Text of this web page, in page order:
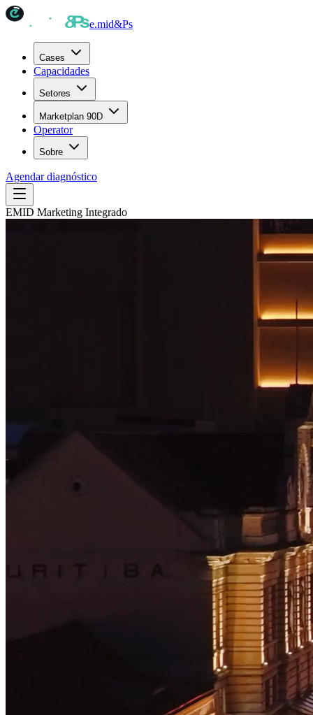
e.mid&Ps
Cases
Capacidades
Setores
Marketplan 90D
Operator
Sobre
Agendar diagnóstico
EMID Marketing Integrado